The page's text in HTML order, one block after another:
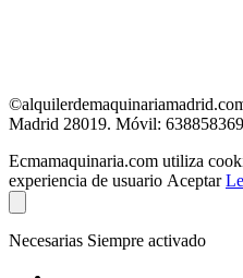
Madrid 28019. Móvil:
Ecmamaquinaria.com utiliza
experiencia de usuario Aceptar
Necesarias Siempre activado